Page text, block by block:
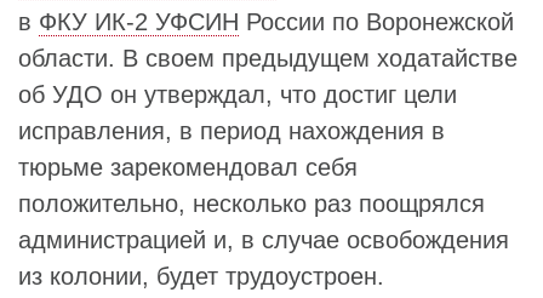
в ФКУ ИК-2 УФСИН России по Воронежской
области. В своем предыдущем ходатайстве
об УДО он утверждал, что достиг цели
исправления, в период нахождения в
тюрьме зарекомендовал себя
положительно, несколько раз поощрялся
администрацией и, в случае освобождения
из колонии, будет трудоустроен.